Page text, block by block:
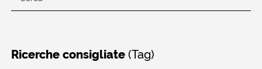
Ricerche consigliate(Tag)